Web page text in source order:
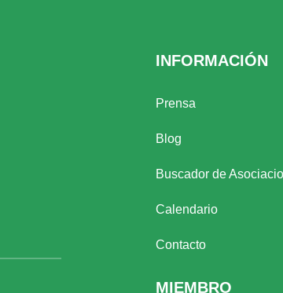
INFORMACIÓN
Prensa
Blog
Buscador de
Calendario
Contacto
MIEMBRO